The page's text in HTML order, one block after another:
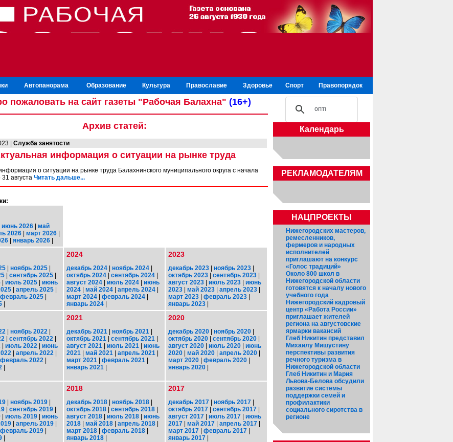
Автопанорама Образование Культура Православие Здоровье Спорт Правопорядок
пожаловать на сайт газеты "Рабочая Балахна" (16+)
Архив статей:
| Служба занятости
информация о ситуации на рынке труда
о ситуации на рынке труда Балахнинского муниципального округа с начала
августа Читать дальше...
июнь 2026 | май
2026 | март 2026 |
| январь 2026 |
| ноябрь 2025 |
| сентябрь 2025 |
| июль 2025 | июнь
| апрель 2025 |
февраль 2025 |
|
2024
декабрь 2024 | ноябрь 2024 |
октябрь 2024 | сентябрь 2024 |
август 2024 | июль 2024 | июнь
2024 | май 2024 | апрель 2024 |
март 2024 | февраль 2024 |
январь 2024 |
2023
декабрь 2023 | ноябрь 2023 |
октябрь 2023 | сентябрь 2023 |
август 2023 | июль 2023 | июнь
2023 | май 2023 | апрель 2023 |
март 2023 | февраль 2023 |
январь 2023 |
| ноябрь 2022 |
| сентябрь 2022 |
| июль 2022 | июнь
| апрель 2022 |
февраль 2022 |
|
2021
декабрь 2021 | ноябрь 2021 |
октябрь 2021 | сентябрь 2021 |
август 2021 | июль 2021 | июнь
2021 | май 2021 | апрель 2021 |
март 2021 | февраль 2021 |
январь 2021 |
2020
декабрь 2020 | ноябрь 2020 |
октябрь 2020 | сентябрь 2020 |
август 2020 | июль 2020 | июнь
2020 | май 2020 | апрель 2020 |
март 2020 | февраль 2020 |
январь 2020 |
| ноябрь 2019 |
| сентябрь 2019 |
| июль 2019 | июнь
| апрель 2019 |
февраль 2019 |
|
2018
декабрь 2018 | ноябрь 2018 |
октябрь 2018 | сентябрь 2018 |
август 2018 | июль 2018 | июнь
2018 | май 2018 | апрель 2018 |
март 2018 | февраль 2018 |
январь 2018 |
2017
декабрь 2017 | ноябрь 2017 |
октябрь 2017 | сентябрь 2017 |
август 2017 | июль 2017 | июнь
2017 | май 2017 | апрель 2017 |
март 2017 | февраль 2017 |
январь 2017 |
Календарь
РЕКЛАМОДАТЕЛЯМ
НАЦПРОЕКТЫ
Нижегородских мастеров,
ремесленников,
фермеров и народных
исполнителей
приглашают на конкурс
«Голос традиций»
Около 800 школ в
Нижегородской области
готовятся к началу нового
учебного года
Нижегородский кадровый
центр «Работа России»
приглашает жителей
региона на августовские
ярмарки вакансий
Глеб Никитин представил
Михаилу Мишустину
перспективы развития
речного туризма в
Нижегородской области
Глеб Никитин и Мария
Львова-Белова обсудили
развитие системы
поддержки семей и
профилактики
социального сиротства в
регионе